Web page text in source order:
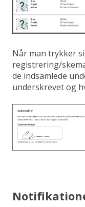
Når man trykker
registrering/
de indsamlede
underskrevet og